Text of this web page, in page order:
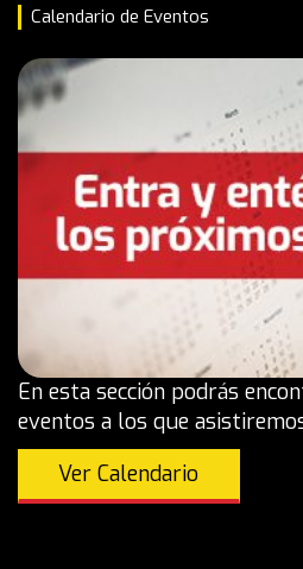
Calendario de Eventos
En esta sección podrás
eventos a los que
Ver Calendario